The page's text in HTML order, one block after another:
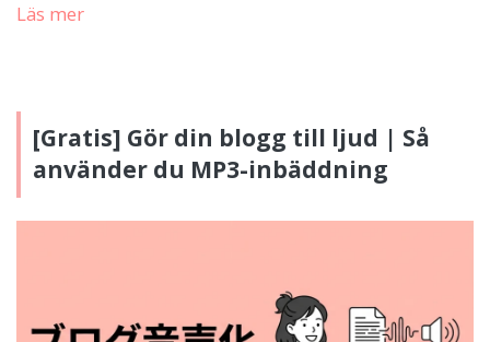
Läs mer
[Gratis] Gör din blogg till ljud | Så
använder du MP3-inbäddning